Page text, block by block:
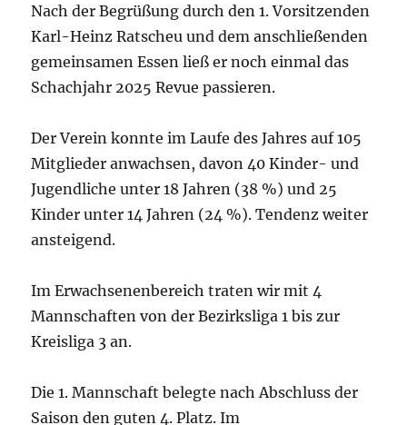
Nach der Begrüßung durch den 1. Vorsitzenden
Karl-Heinz Ratscheu und dem anschließenden
gemeinsamen Essen ließ er noch einmal das
Schachjahr 2025 Revue passieren.
Der Verein konnte im Laufe des Jahres auf 105
Mitglieder anwachsen, davon 40 Kinder- und
Jugendliche unter 18 Jahren (38 %) und 25
Kinder unter 14 Jahren (24 %). Tendenz weiter
ansteigend.
Im Erwachsenenbereich traten wir mit 4
Mannschaften von der Bezirksliga 1 bis zur
Kreisliga 3 an.
Die 1. Mannschaft belegte nach Abschluss der
Saison den guten 4. Platz. Im